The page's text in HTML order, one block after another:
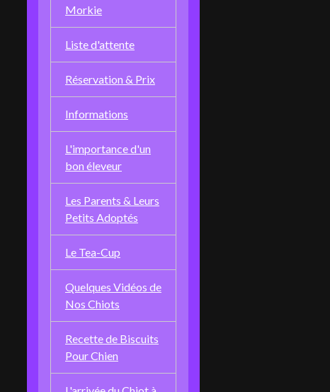
Morkie
Liste d'attente
Réservation & Prix
Informations
L'importance d'un
bon éleveur
Les Parents & Leurs
Petits Adoptés
Le Tea-Cup
Quelques Vidéos de
Nos Chiots
Recette de Biscuits
Pour Chien